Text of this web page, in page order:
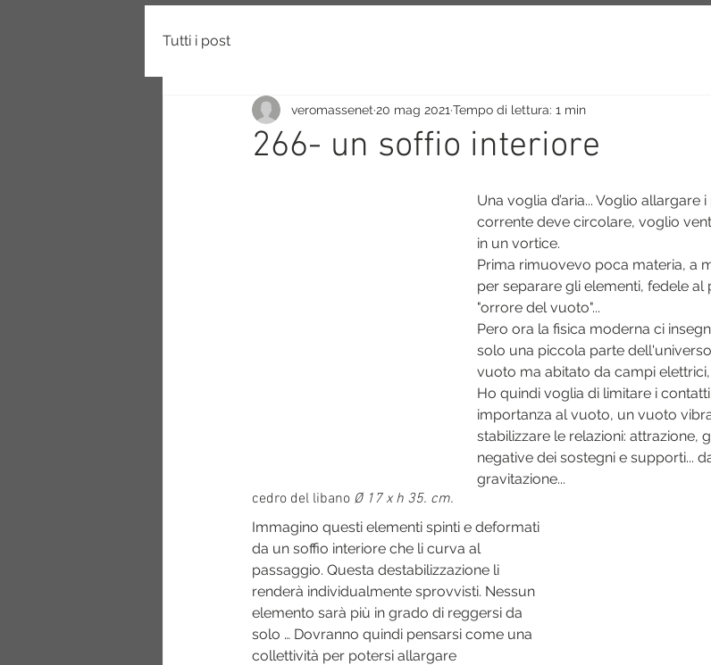
Tutti i post
266- un soffio interiore
veromassenet 20 mag 2021 Tempo di lettura: 1 min
Una voglia d’aria... Voglio allargare
corrente deve circolare, voglio
in un vortice.
Prima rimuovevo poca materia, a
per separare gli elementi, fedele al
"orrore del vuoto"...
Pero ora la fisica moderna ci
solo una piccola parte
vuoto ma abitato da campi
Ho quindi voglia di limitare i
importanza al vuoto, un vuoto
stabilizzare le relazioni: attrazione,
negative dei sostegni e supporti...
gravitazione...
cedro del libano Ø 17 x h 35. cm.
Immagino questi elementi spinti e deformati
da un soffio interiore che li curva al
passaggio. Questa destabilizzazione li
renderà individualmente sprovvisti. Nessun
elemento sarà più in grado di reggersi da
solo … Dovranno quindi pensarsi come una
collettività per potersi allargare